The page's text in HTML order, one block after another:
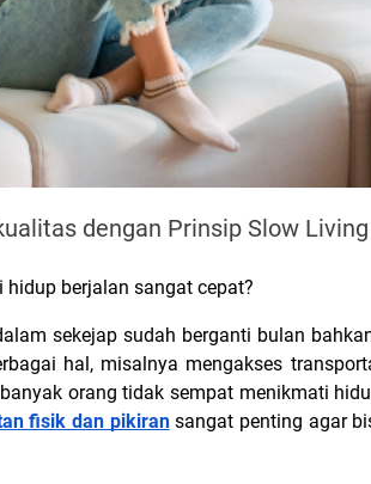
dengan Prinsip Slow Living
berjalan sangat cepat?
sekejap sudah berganti bulan
hal, misalnya mengakses
orang tidak sempat menikmati
fisik dan pikiran sangat penting agar